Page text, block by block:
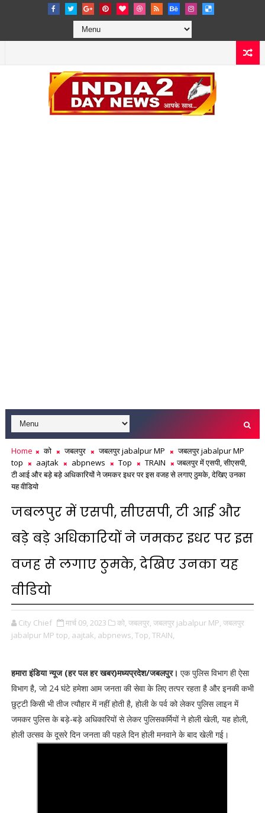
Home को जबलपुर जबलपुर jabalpur MP
जबलपुर jabalpur MP
top
aajtak abpnews Top TRAIN
जबलपुर में एसपी, सीएसपी,
टी आई और बड़े बड़े अधिकारियों ने जमकर इधर पर इस वजह से लगाए ठुमके, देखिए उनका
यह वीडियो
जबलपुर में एसपी, सीएसपी, टी आई और
बड़े बड़े अधिकारियों ने जमकर इधर पर इस
वजह से लगाए ठुमके, देखिए उनका यह
वीडियो
City Chief मार्च 09, 2023 को, जबलपुर, जबलपुर jabalpur MP, जबलपुर
jabalpur MP top, aajtak, abpnews, Top, TRAIN,
हमारा इंडिया न्यूज (हर पल हर खबर)मध्यप्रदेश/जबलपुर। एक पुलिस विभाग ही ऐसा
विभाग है, जो 24 घंटे हमेशा आम जनता की सेवा के लिए तत्पर रहता है और इनकी कभी
छुट्टी किसी भी तीज त्यौहार में नहीं होती है, होली के पर्व को लेकर पुलिस लाइन में
जमकर पुलिस के बड़े-बड़े अधिकारियों से लेकर पुलिसकर्मियों ने होली खेली, यह होली,
होली उत्सव के दूसरे दिन जनता की पहले दिन होली मनवाने के बाद खेली गई।